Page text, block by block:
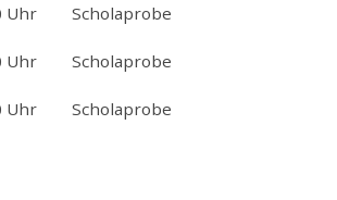
Uhr Scholaprobe
Uhr Scholaprobe
Uhr Scholaprobe